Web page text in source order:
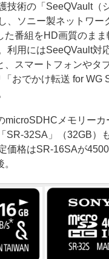
技術の「SeeQVault（
、ソニー製ネットワー
た番組をHD画質のま
利用にはSeeQVault対
、スマートフォンやタ
おでかけ転送 for WG
メモリーカ
SR-32SA」（32GB）
価格はSR-16SAが